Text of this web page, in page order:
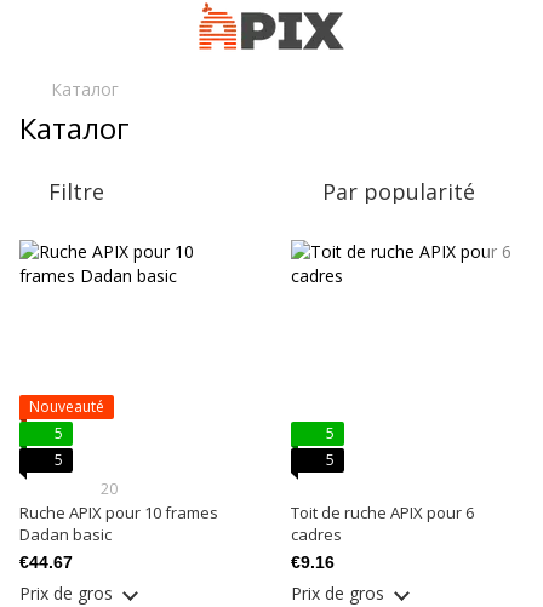
Каталог
Каталог
Filtre Par popularité
Nouveauté
5
5
20
Ruche APIX pour 10 frames
Dadan basic
€44.67
Prix ​​de gros
5
5
Toit de ruche APIX pour 6
cadres
€9.16
Prix ​​de gros